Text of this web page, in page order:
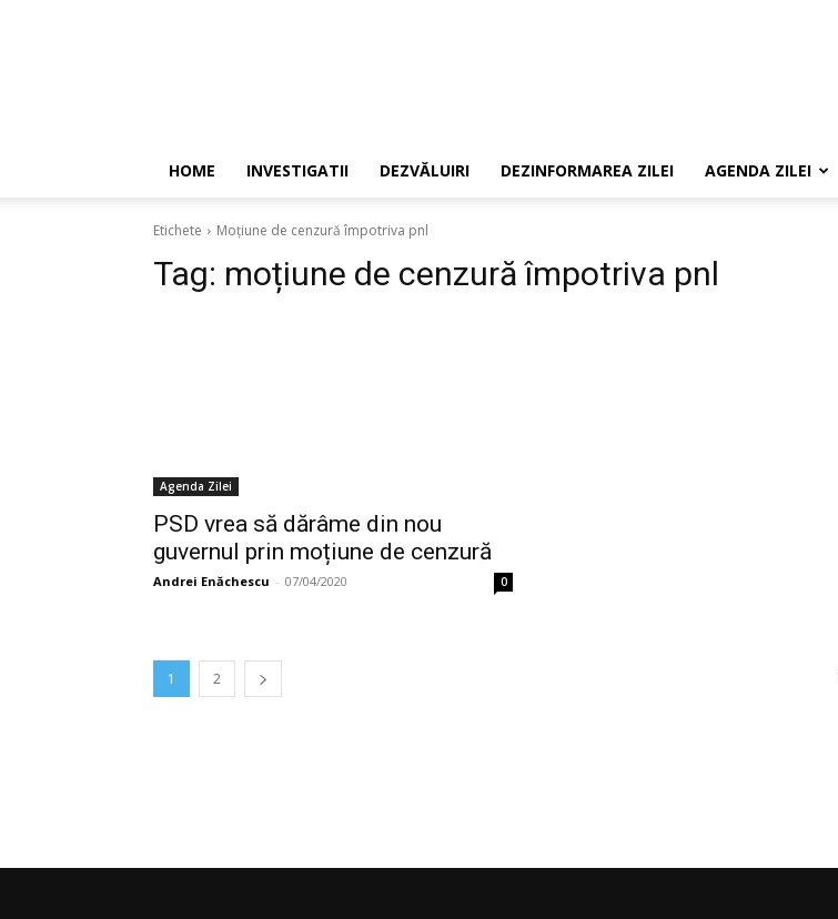
HOME INVESTIGATII DEZVĂLUIRI DEZINFORMAREA ZILEI AGENDA ZILEI
Etichete Moțiune de cenzură împotriva pnl
Tag: moțiune de cenzură împotriva pnl
Agenda Zilei
PSD vrea să dărâme din nou
guvernul prin moțiune de cenzură
Andrei Enăchescu - 07/04/2020 0
1 2